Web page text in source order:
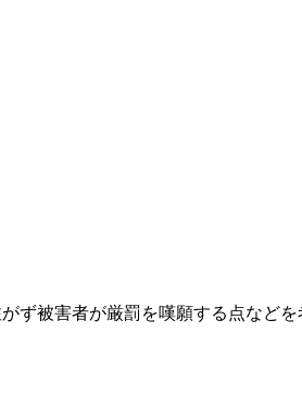
ず被害者が厳罰を嘆願する点など